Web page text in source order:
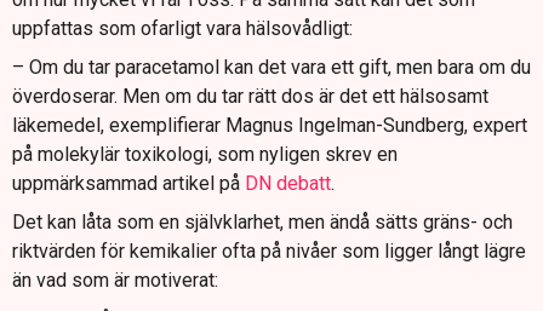
uppfattas som ofarligt vara hälsovådligt:
– Om du tar paracetamol kan det vara ett gift, men bara om du
överdoserar. Men om du tar rätt dos är det ett hälsosamt
läkemedel, exemplifierar Magnus Ingelman-Sundberg, expert
på molekylär toxikologi, som nyligen skrev en
uppmärksammad artikel på DN debatt.
Det kan låta som en självklarhet, men ändå sätts gräns- och
riktvärden för kemikalier ofta på nivåer som ligger långt lägre
än vad som är motiverat: